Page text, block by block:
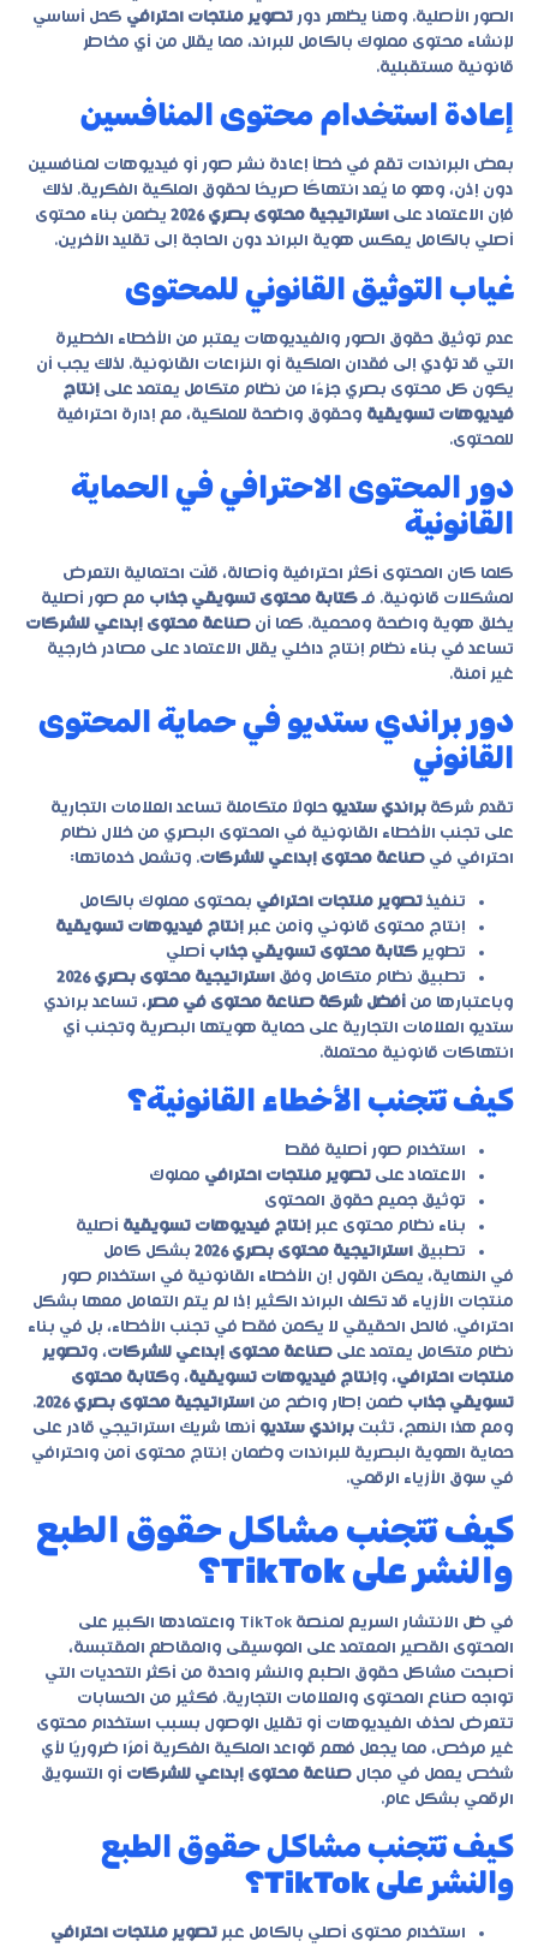
الصور الأصلية. وهنا يظهر دور تصوير منتجات احترافي كحل أساسي
لإنشاء محتوى مملوك بالكامل للبراند، مما يقلل من أي مخاطر
قانونية مستقبلية.
إعادة استخدام محتوى المنافسين
بعض البراندات تقع في خطأ إعادة نشر صور أو فيديوهات لمنافسين
دون إذن، وهو ما يُعد انتهاكًا صريحًا لحقوق الملكية الفكرية. لذلك
فإن الاعتماد على استراتيجية محتوى بصري 2026
يضمن بناء محتوى
أصلي بالكامل يعكس هوية البراند دون الحاجة إلى تقليد الآخرين.
غياب التوثيق القانوني للمحتوى
عدم توثيق حقوق الصور والفيديوهات يعتبر من الأخطاء الخطيرة
التي قد تؤدي إلى فقدان الملكية أو النزاعات القانونية. لذلك يجب أن
يكون كل محتوى بصري جزءًا من نظام متكامل يعتمد على إنتاج
فيديوهات تسويقية وحقوق واضحة للملكية، مع إدارة احترافية
للمحتوى.
دور المحتوى الاحترافي في الحماية
القانونية
كلما كان المحتوى أكثر احترافية وأصالة، قلّت احتمالية التعرض
لمشكلات قانونية. فـ كتابة محتوى تسويقي جذاب مع صور أصلية
يخلق هوية واضحة ومحمية. كما أن صناعة محتوى إبداعي للشركات
تساعد في بناء نظام إنتاج داخلي يقلل الاعتماد على مصادر خارجية
غير آمنة.
دور براندي ستديو في حماية المحتوى
القانوني
تقدم شركة براندي ستديو حلولًا متكاملة تساعد العلامات التجارية
على تجنب الأخطاء القانونية في المحتوى البصري من خلال نظام
احترافي في صناعة محتوى إبداعي للشركات. وتشمل خدماتها:
تنفيذ تصوير منتجات احترافي بمحتوى مملوك بالكامل
إنتاج محتوى قانوني وآمن عبر إنتاج فيديوهات تسويقية
تطوير كتابة محتوى تسويقي جذاب أصلي
تطبيق نظام متكامل وفق استراتيجية محتوى بصري 2026
وباعتبارها من أفضل شركة صناعة محتوى في مصر، تساعد براندي
ستديو العلامات التجارية على حماية هويتها البصرية وتجنب أي
انتهاكات قانونية محتملة.
كيف تتجنب الأخطاء القانونية؟
استخدام صور أصلية فقط
الاعتماد على تصوير منتجات احترافي مملوك
توثيق جميع حقوق المحتوى
بناء نظام محتوى عبر إنتاج فيديوهات تسويقية أصلية
تطبيق استراتيجية محتوى بصري 2026
بشكل كامل
في النهاية، يمكن القول إن الأخطاء القانونية في استخدام صور
منتجات الأزياء قد تكلف البراند الكثير إذا لم يتم التعامل معها بشكل
احترافي. فالحل الحقيقي لا يكمن فقط في تجنب الأخطاء، بل في بناء
نظام متكامل يعتمد على صناعة محتوى إبداعي للشركات، وتصوير
منتجات احترافي، وإنتاج فيديوهات تسويقية، وكتابة محتوى
تسويقي جذاب ضمن إطار واضح من استراتيجية محتوى بصري 2026
.
ومع هذا النهج، تثبت براندي ستديو أنها شريك استراتيجي قادر على
حماية الهوية البصرية للبراندات وضمان إنتاج محتوى آمن واحترافي
في سوق الأزياء الرقمي.
كيف تتجنب مشاكل حقوق الطبع
والنشر على TikTok؟
في ظل الانتشار السريع لمنصة TikTok واعتمادها الكبير على
المحتوى القصير المعتمد على الموسيقى والمقاطع المقتبسة،
أصبحت مشاكل حقوق الطبع والنشر واحدة من أكثر التحديات التي
تواجه صناع المحتوى والعلامات التجارية. فكثير من الحسابات
تتعرض لحذف الفيديوهات أو تقليل الوصول بسبب استخدام محتوى
غير مرخص، مما يجعل فهم قواعد الملكية الفكرية أمرًا ضروريًا لأي
شخص يعمل في مجال صناعة محتوى إبداعي للشركات أو التسويق
الرقمي بشكل عام.
كيف تتجنب مشاكل حقوق الطبع
والنشر على TikTok؟
استخدام محتوى أصلي بالكامل عبر تصوير منتجات احترافي